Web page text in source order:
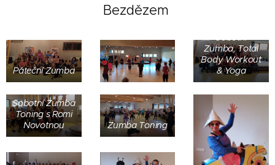
Bezdězem
Páteční Zumba
Sobotní
Zumba, Total
Body Workout
& Yoga
Sobotní Zumba
Toning s Romi
Novotnou
Zumba Toning